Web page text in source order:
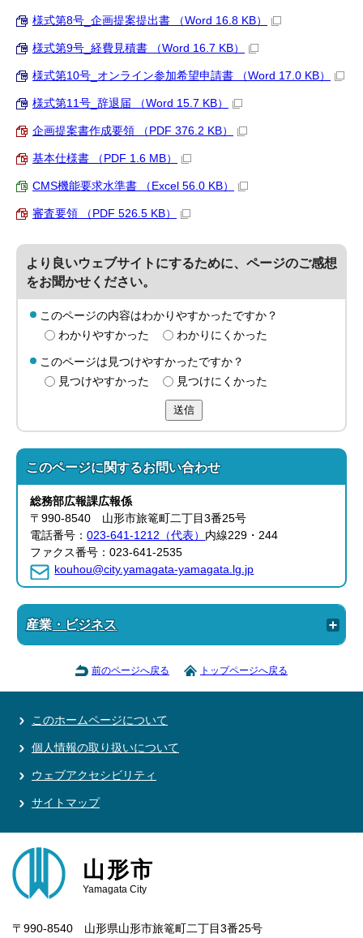
様式第8号_企画提案提出書 （Word 16.8 KB）
様式第9号_経費見積書 （Word 16.7 KB）
様式第10号_オンライン参加希望申請書 （Word 17.0 KB）
様式第11号_辞退届 （Word 15.7 KB）
企画提案書作成要領 （PDF 376.2 KB）
基本仕様書 （PDF 1.6 MB）
CMS機能要求水準書 （Excel 56.0 KB）
審査要領 （PDF 526.5 KB）
より良いウェブサイトにするために、ページのご感想
をお聞かせください。
このページの内容はわかりやすかったですか？
わかりやすかった
わかりにくかった
このページは見つけやすかったですか？
見つけやすかった
見つけにくかった
送信
このページに関するお問い合わせ
総務部広報課広報係
〒990-8540 山形市旅篭町二丁目3番25号
電話番号：023-641-1212（代表） 内線229・244
ファクス番号：023-641-2535
kouhou@city.yamagata-yamagata.lg.jp
産業・ビジネス
前のページへ戻る トップページへ戻る
このホームページについて
個人情報の取り扱いについて
ウェブアクセシビリティ
サイトマップ
山形市
Yamagata City
〒990-8540 山形県山形市旅篭町二丁目3番25号